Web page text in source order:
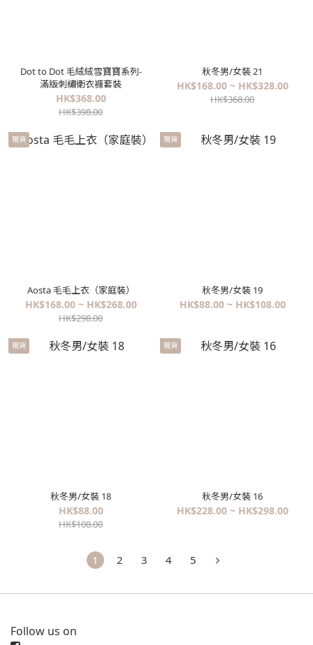
Dot to Dot 毛絨絨雪寶寶系列-
滿版刺繡衛衣褲套裝
HK$368.00
HK$398.00
秋冬男/女裝 21
HK$168.00 ~ HK$328.00
HK$368.00
現貨
Aosta 毛毛上衣（家庭裝）
HK$168.00 ~ HK$268.00
HK$298.00
現貨
秋冬男/女裝 19
HK$88.00 ~ HK$108.00
現貨
秋冬男/女裝 18
HK$88.00
HK$108.00
現貨
秋冬男/女裝 16
HK$228.00 ~ HK$298.00
1 2 3 4 5
Follow us on